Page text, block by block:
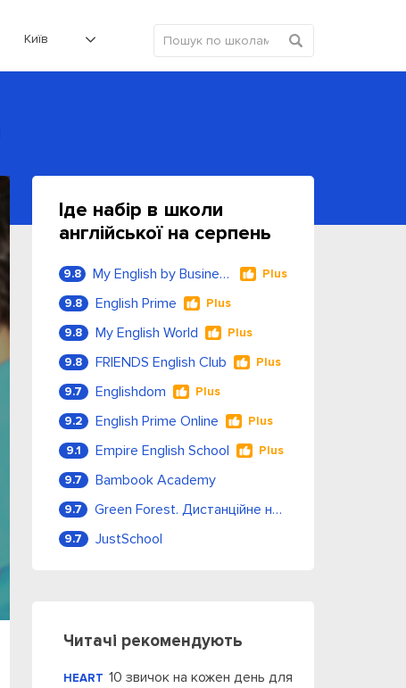
Київ
Іде набір в школи
англійської на серпень
9.8 My English by Business Language Plus
9.8 English Prime Plus
9.8 My English World Plus
9.8 FRIENDS English Club Plus
9.7 Englishdom Plus
9.2 English Prime Online Plus
9.1 Empire English School Plus
9.7 Bambook Academy
9.7 Green Forest. Дистанційне навчання
9.7 JustSchool
Читачі рекомендують
HEART 10 звичок на кожен день для